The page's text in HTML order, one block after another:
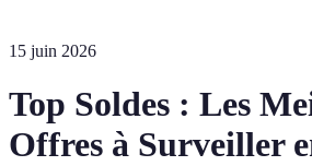
15 juin 2026
Top Soldes : Les
Offres à Surveiller